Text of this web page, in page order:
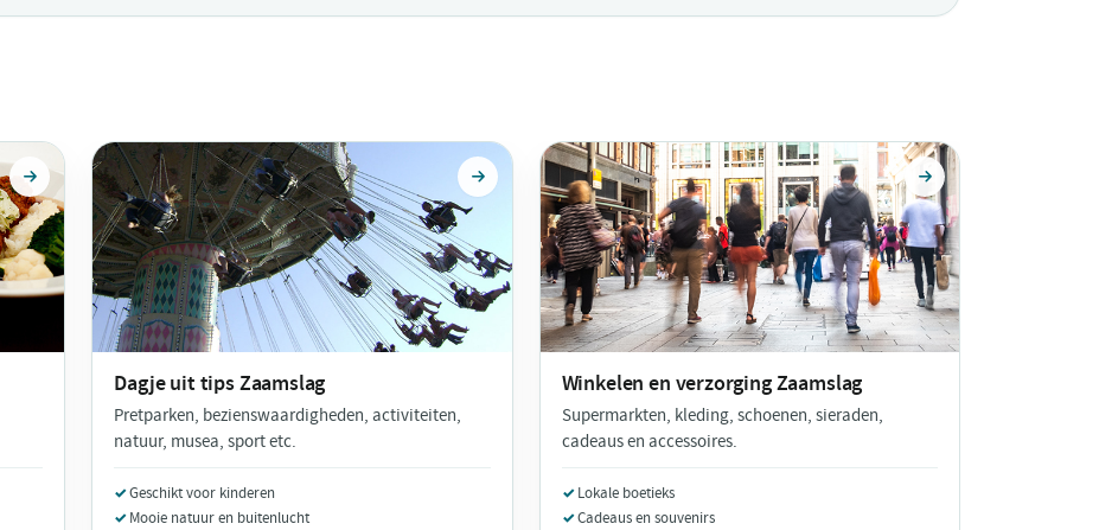
Dagje uit tipsZaamslag
Pretparken, bezienswaardigheden, activiteiten,
natuur, musea, sport etc.
Geschikt voor kinderen
Mooie natuur en buitenlucht
Winkelen en verzorgingZaamslag
Supermarkten, kleding, schoenen, sieraden,
cadeaus en accessoires.
Lokale boetieks
Cadeaus en souvenirs